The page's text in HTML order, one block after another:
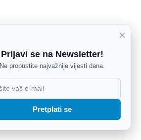
×
Prijavi se na Newsletter!
Ne propustite najvažnije vijesti dana.
Pretplati se